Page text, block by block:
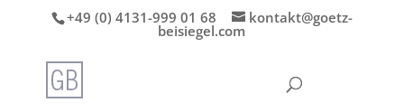
+49 (0) 4131-999 01 68 kontakt@goetz-
beisiegel.com